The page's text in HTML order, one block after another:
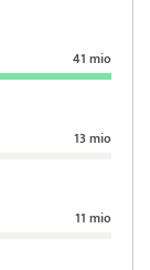
41 mio
13 mio
11 mio